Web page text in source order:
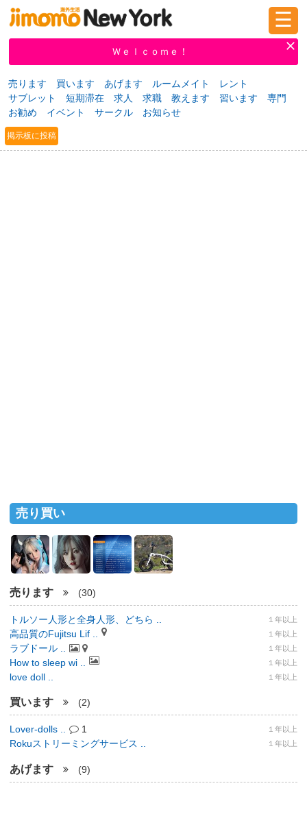
新規登録
掲示板 教えて！
☰
Ｗｅｌｃｏｍｅ！
売ります 買います あげます ルームメイト
レント
サブレット
短期滞在 求人 求職 教えます 習います
専門
お勧め
イベント サークル お知らせ
掲示板に投稿
売り買い
売ります (30)
トルソー人形と全身人形、どちら .. １年以上
高品質のFujitsu Lif .. １年以上
ラブドール .. １年以上
How to sleep wi .. １年以上
love doll .. １年以上
買います (2)
Lover-dolls .. 1 １年以上
Rokuストリーミングサービス .. １年以上
あげます (9)